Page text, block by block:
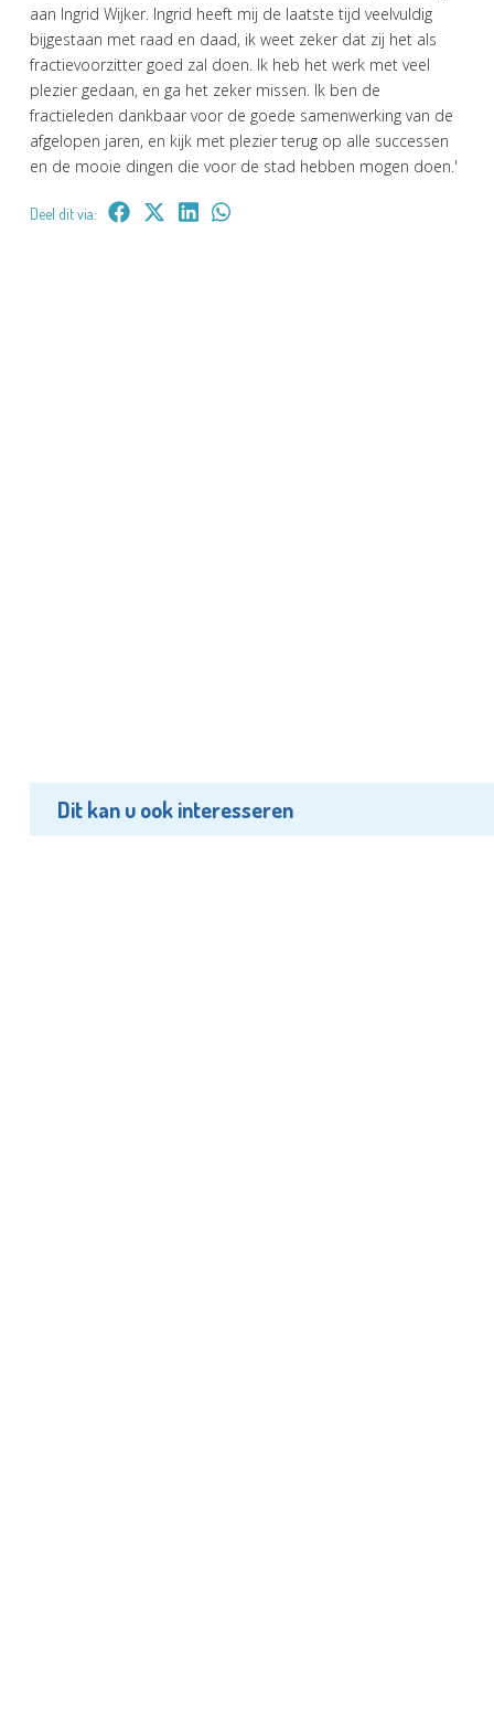
aan Ingrid Wijker. Ingrid heeft mij de laatste tijd veelvuldig
bijgestaan met raad en daad, ik weet zeker dat zij het als
fractievoorzitter goed zal doen. Ik heb het werk met veel
plezier gedaan, en ga het zeker missen. Ik ben de
fractieleden dankbaar voor de goede samenwerking van de
afgelopen jaren, en kijk met plezier terug op alle successen
en de mooie dingen die voor de stad hebben mogen doen.'
Deel dit via:
Dit kan u ook interesseren